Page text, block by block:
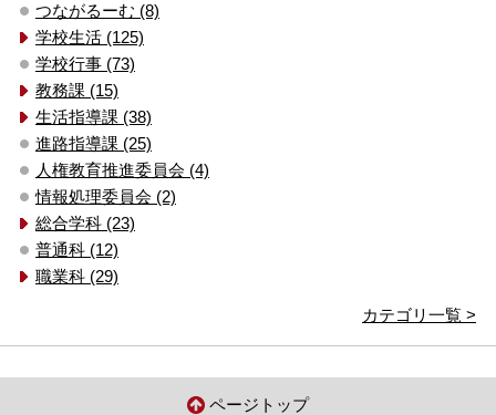
つながるーむ (8)
学校生活 (125)
学校行事 (73)
教務課 (15)
生活指導課 (38)
進路指導課 (25)
人権教育推進委員会 (4)
情報処理委員会 (2)
総合学科 (23)
普通科 (12)
職業科 (29)
カテゴリ一覧 >
ページトップ